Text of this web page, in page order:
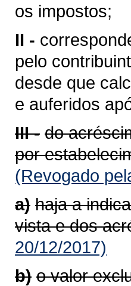
os impostos;
II -
pelo
desde que
e auferidos
III - do
por
(Revogado
a) haja a
vista e dos
20/12/2017)
b) o valor